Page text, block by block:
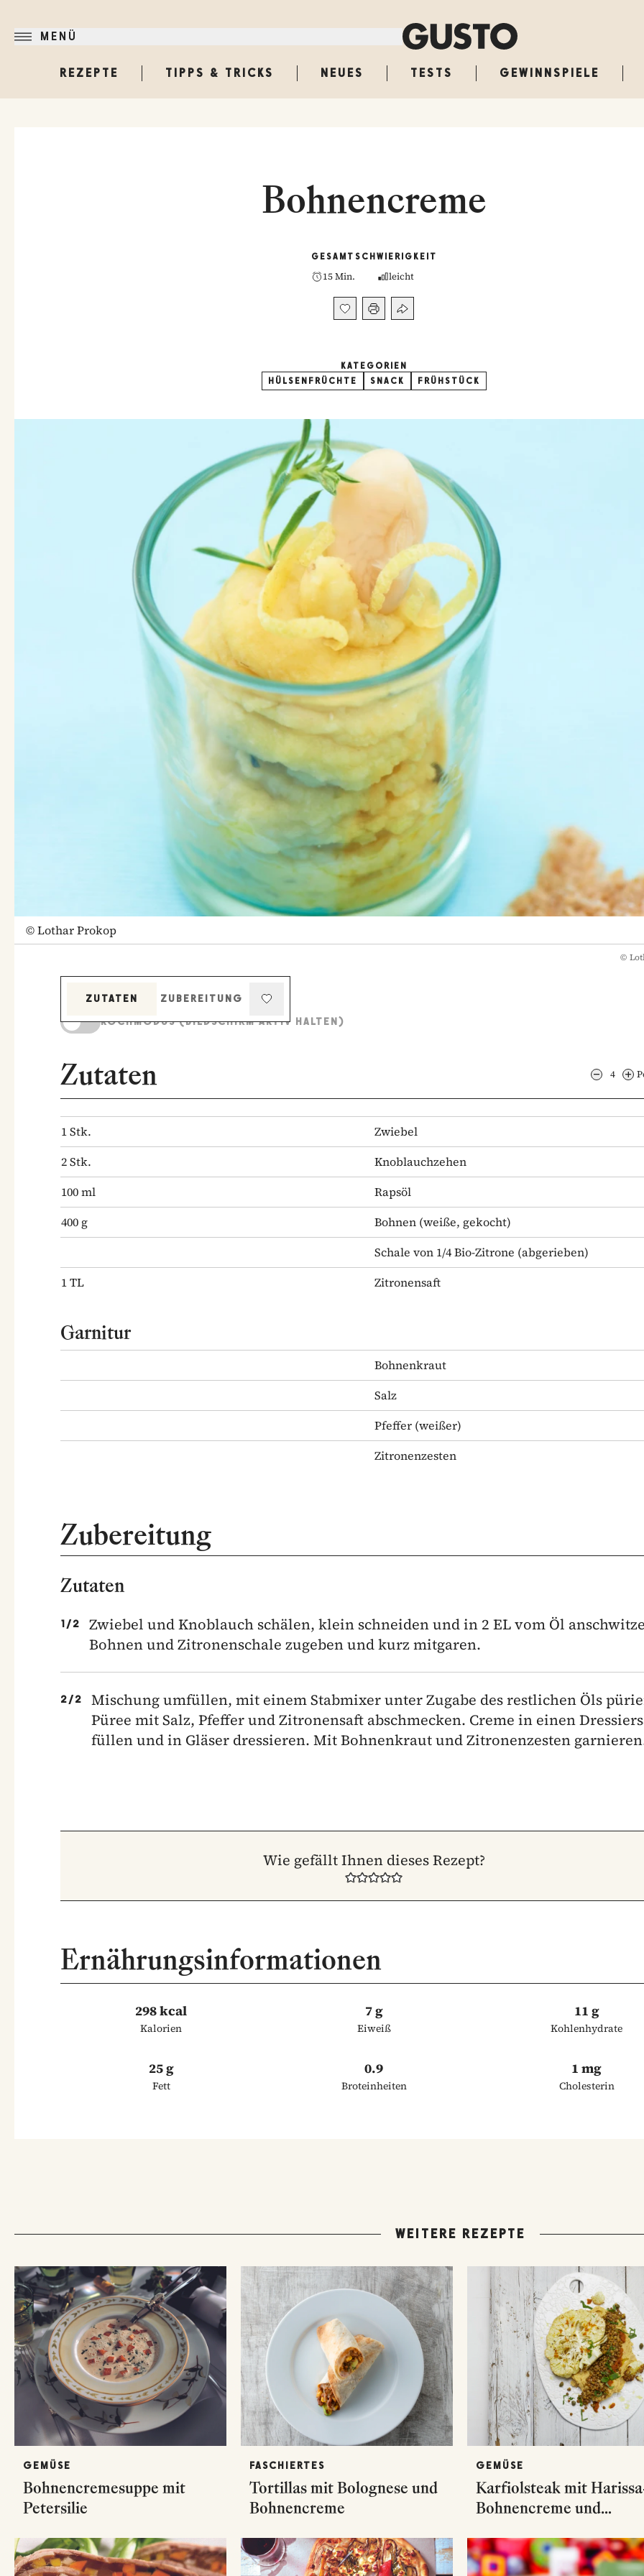
MENÜ
REZEPTE TIPPS & TRICKS NEUES TESTS GEWINNSPIELE
Bohnencreme
GESAMT
15 Min.
SCHWIERIGKEIT
leicht
KATEGORIEN
HÜLSENFRÜCHTE
SNACK FRÜHSTÜCK
©Lothar Prokop
©
ZUTATEN
ZUBEREITUNG
KOCHMODUS (BILDSCHIRM AKTIV HALTEN)
Zutaten 4
1Stk.
Zwiebel
2Stk.
Knoblauchzehen
100ml
Rapsöl
400 g Bohnen (weiße, gekocht)
Schale von 1/4 Bio-Zitrone (abgerieben)
1TL Zitronensaft
Garnitur
Bohnenkraut
Salz
Pfeffer (weißer)
Zitronenzesten
Zubereitung
Zutaten
1/2
Zwiebel und Knoblauch schälen, klein schneiden und in 2 EL vom Öl
Bohnen und Zitronenschale zugeben und kurz mitgaren.
2/2
Mischung umfüllen, mit einem Stabmixer unter Zugabe des restlichen Öls
Püree mit Salz, Pfeffer und Zitronensaft abschmecken. Creme in einen
füllen und in Gläser dressieren. Mit Bohnenkraut und Zitronenzesten
Wie gefällt Ihnen dieses Rezept?
Ernährungsinformationen
298 kcal
Kalorien
7 g
Eiweiß
11 g
Kohlenhydrate
25 g
Fett
0.9
Broteinheiten
1 mg
Cholesterin
WEITERE REZEPTE
GEMÜSE
Bohnencremesuppe mit
Petersilie
FASCHIERTES
Tortillas mit Bolognese und
Bohnencreme
GEMÜSE
Karfiolsteak mit
Bohnencreme und